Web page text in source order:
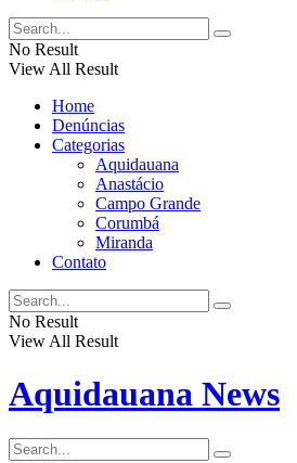
No Result
View All Result
Home
Denúncias
Categorias
Aquidauana
Anastácio
Campo Grande
Corumbá
Miranda
Contato
No Result
View All Result
Aquidauana News